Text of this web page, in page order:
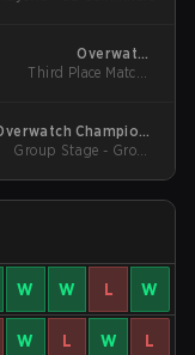
Overwatch
Champions Series -
Third Place Match -
Champions
Series - Korea Stage 1
Group Stage - Group
W W L W
W L W L